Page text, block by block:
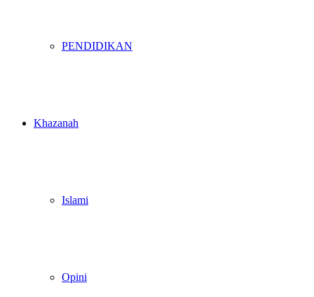
PENDIDIKAN
Khazanah
Islami
Opini